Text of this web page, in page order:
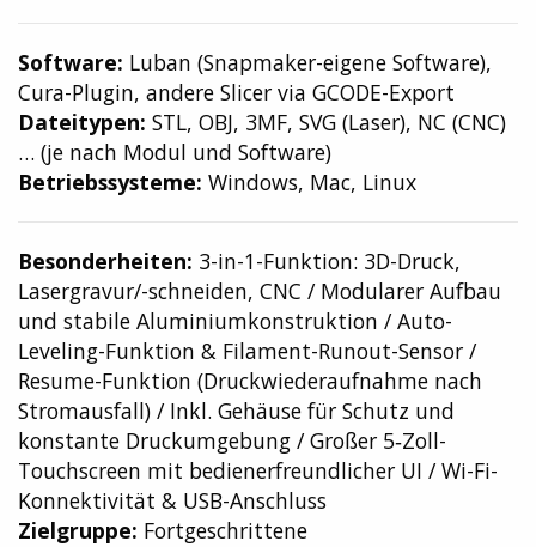
Software: Luban (Snapmaker-eigene Software),
Cura-Plugin, andere Slicer via GCODE-Export
Dateitypen: STL, OBJ, 3MF, SVG (Laser), NC (CNC)
… (je nach Modul und Software)
Betriebssysteme: Windows, Mac, Linux
Besonderheiten: 3-in-1-Funktion: 3D-Druck,
Lasergravur/-schneiden, CNC / Modularer Aufbau
und stabile Aluminiumkonstruktion / Auto-
Leveling-Funktion & Filament-Runout-Sensor /
Resume-Funktion (Druckwiederaufnahme nach
Stromausfall) / Inkl. Gehäuse für Schutz und
konstante Druckumgebung / Großer 5‑Zoll-
Touchscreen mit bedienerfreundlicher UI / Wi-Fi-
Konnektivität & USB-Anschluss
Zielgruppe: Fortgeschrittene